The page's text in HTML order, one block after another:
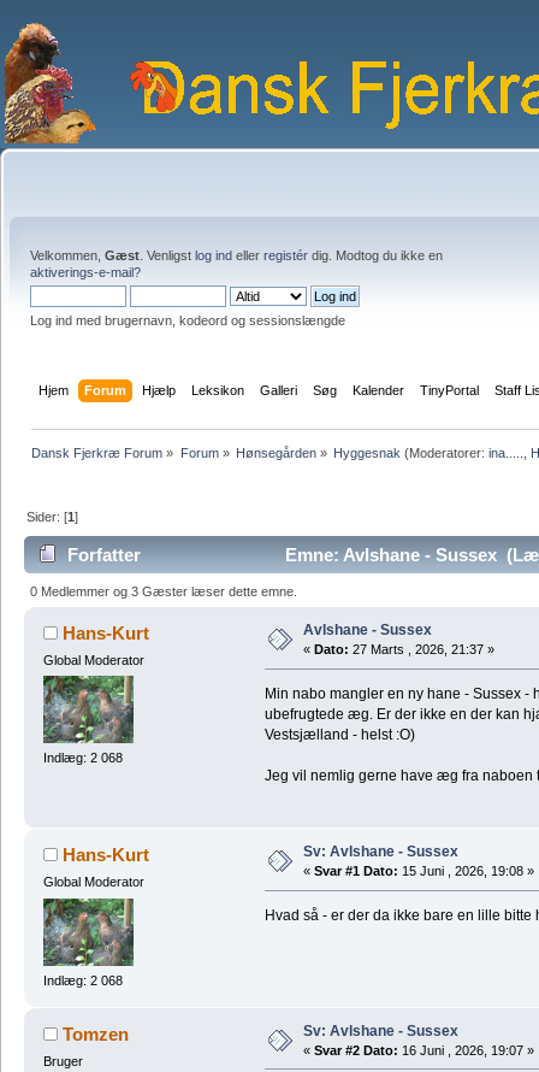
Velkommen, Gæst . Venligst log ind eller registér dig. Modtog du ikke en
aktiverings-e-mail?
Log ind med brugernavn, kodeord og sessionslængde
Hjem Forum Hjælp Leksikon Galleri Søg Kalender TinyPortal Staff
Dansk Fjerkræ Forum » Forum» Hønsegården» Hyggesnak (Moderatorer:ina.....
Sider: [1]
Forfatter Emne: Avlshane - Sussex
0 Medlemmer og 3 Gæster læser dette emne.
Hans-Kurt
Global Moderator
Indlæg: 2 068
Avlshane - Sussex
« Dato: 27 Marts , 2026, 21:37 »
Min nabo mangler en ny hane - Sussex
ubefrugtede æg. Er der ikke en der kan
Vestsjælland - helst :O)
Jeg vil nemlig gerne have æg fra naboen
Hans-Kurt
Global Moderator
Indlæg: 2 068
Sv: Avlshane - Sussex
« Svar #1 Dato: 15 Juni , 2026, 19:08 »
Hvad så - er der da ikke bare en lille
Tomzen
Bruger
Sv: Avlshane - Sussex
« Svar #2 Dato: 16 Juni , 2026, 19:07 »